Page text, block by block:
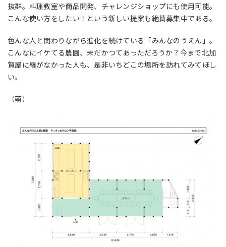
抜群。料理教室や商品開発、チャレンジショップにも使用可能。
こんな使い方をしたい！という新しい提案も絶賛募集中である。
色んな人と関わりながら進化を続けている「みんなのうえん」。
こんなにイケてる農園、未だかつてあっただろうか？今まで北加
賀屋に縁がなかった人も、是非いちどこの場所を訪れてみてほし
い。
（萌）